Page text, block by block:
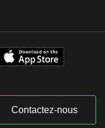
Contactez-nous